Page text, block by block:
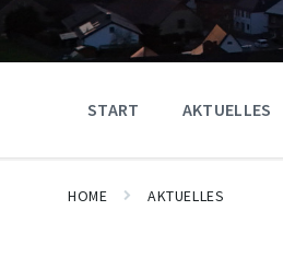
START AKTUELLES
HOME AKTUELLES